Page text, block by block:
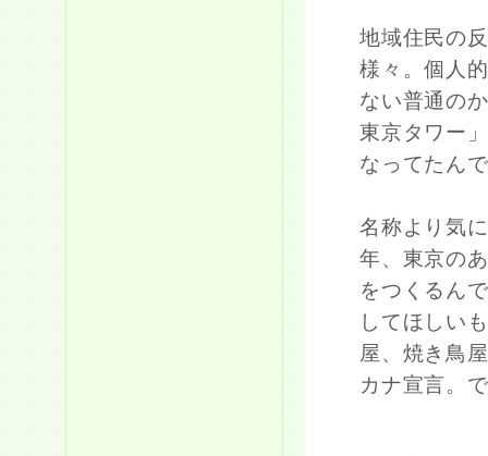
地域住民の
様々。個人
ない普通の
東京タワー
なってたん
名称より気
年、東京の
をつくるん
してほしい
屋、焼き鳥
カナ宣言。